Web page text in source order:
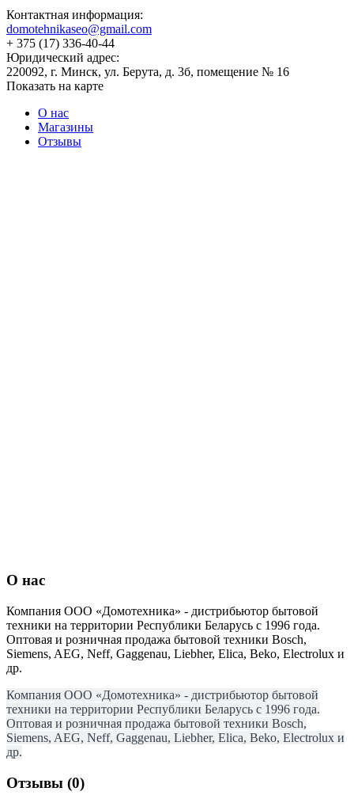
Контактная информация:
domotehnikaseo@gmail.com
+ 375 (17) 336-40-44
Юридический адрес:
220092, г. Минск, ул. Берута, д. 3б, помещение № 16
Показать на карте
О нас
Магазины
Отзывы
О нас
Компания ООО «Домотехника» - дистрибьютор бытовой
техники на территории Республики Беларусь с 1996 года.
Оптовая и розничная продажа бытовой техники Bosch,
Siemens, AEG, Neff, Gaggenau, Liebher, Elica, Beko, Electrolux и
др.
Компания ООО «Домотехника» - дистрибьютор бытовой
техники на территории Республики Беларусь с 1996 года.
Оптовая и розничная продажа бытовой техники Bosch,
Siemens, AEG, Neff, Gaggenau, Liebher, Elica, Beko, Electrolux и
др.
Отзывы (0)